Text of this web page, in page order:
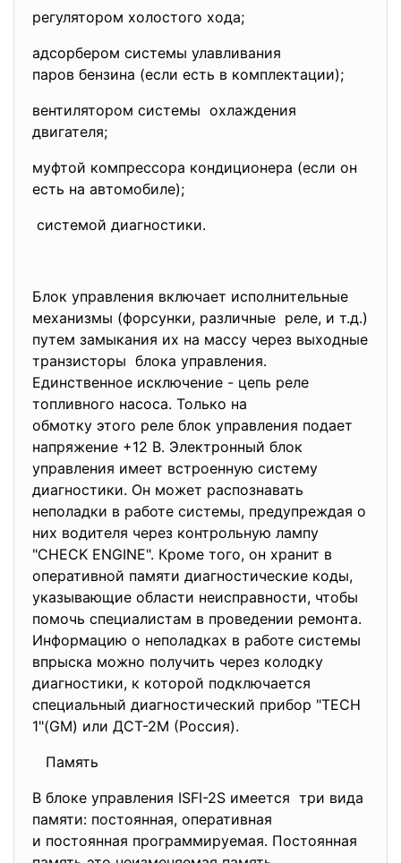
регулятором холостого хода;
адсорбером системы улавливания
паров бензина (если есть в комплектации);
вентилятором системы охлаждения
двигателя;
муфтой компрессора кондиционера (если он
есть на автомобиле);
системой диагностики.
Блок управления включает исполнительные
механизмы (форсунки, различные реле, и т.д.)
путем замыкания их на массу через выходные
транзисторы блока управления.
Единственное исключение - цепь реле
топливного насоса. Только на
обмотку этого реле блок управления подает
напряжение +12 В. Электронный блок
управления имеет встроенную систему
диагностики. Он может распознавать
неполадки в работе системы, предупреждая о
них водителя через контрольную лампу
"CHECK ENGINE". Кроме того, он хранит в
оперативной памяти диагностические коды,
указывающие области неисправности, чтобы
помочь специалистам в проведении ремонта.
Информацию о неполадках в работе системы
впрыска можно получить через колодку
диагностики, к которой подключается
специальный диагностический прибор "ТЕСН
1"(GM) или ДСТ-2М (Россия).
Память
В блоке управления ISFI-2S имеется три вида
памяти: постоянная, оперативная
и постоянная программируемая. Постоянная